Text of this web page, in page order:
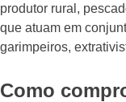
produtor rural,
que atuam em
garimpeiros,
Como